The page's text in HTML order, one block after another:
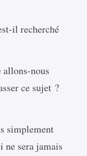
il recherché
allons-nous
ce sujet ?
simplement
ne sera jamais